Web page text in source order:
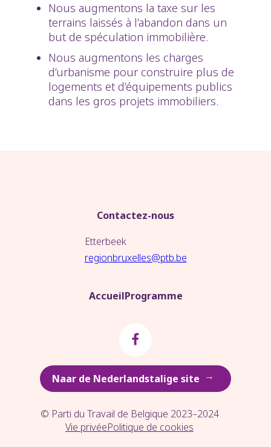
Nous augmentons la taxe sur les
terrains laissés à l’abandon dans un
but de spéculation immobilière.
Nous augmentons les charges
d’urbanisme pour construire plus de
logements et d’équipements publics
dans les gros projets immobiliers.
Contactez-nous
Etterbeek
regionbruxelles@ptb.be
AccueilProgramme
Naar de Nederlandstalige site →
© Parti du Travail de Belgique 2023–2024
Vie privéePolitique de cookies